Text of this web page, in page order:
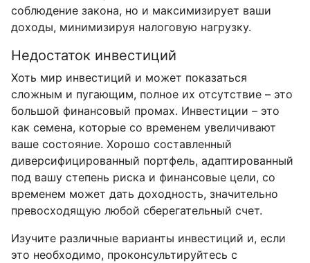
соблюдение закона, но и максимизирует ваши
доходы, минимизируя налоговую нагрузку.
Недостаток инвестиций
Хоть мир инвестиций и может показаться
сложным и пугающим, полное их отсутствие – это
большой финансовый промах. Инвестиции – это
как семена, которые со временем увеличивают
ваше состояние. Хорошо составленный
диверсифицированный портфель, адаптированный
под вашу степень риска и финансовые цели, со
временем может дать доходность, значительно
превосходящую любой сберегательный счет.
Изучите различные варианты инвестиций и, если
это необходимо, проконсультируйтесь с